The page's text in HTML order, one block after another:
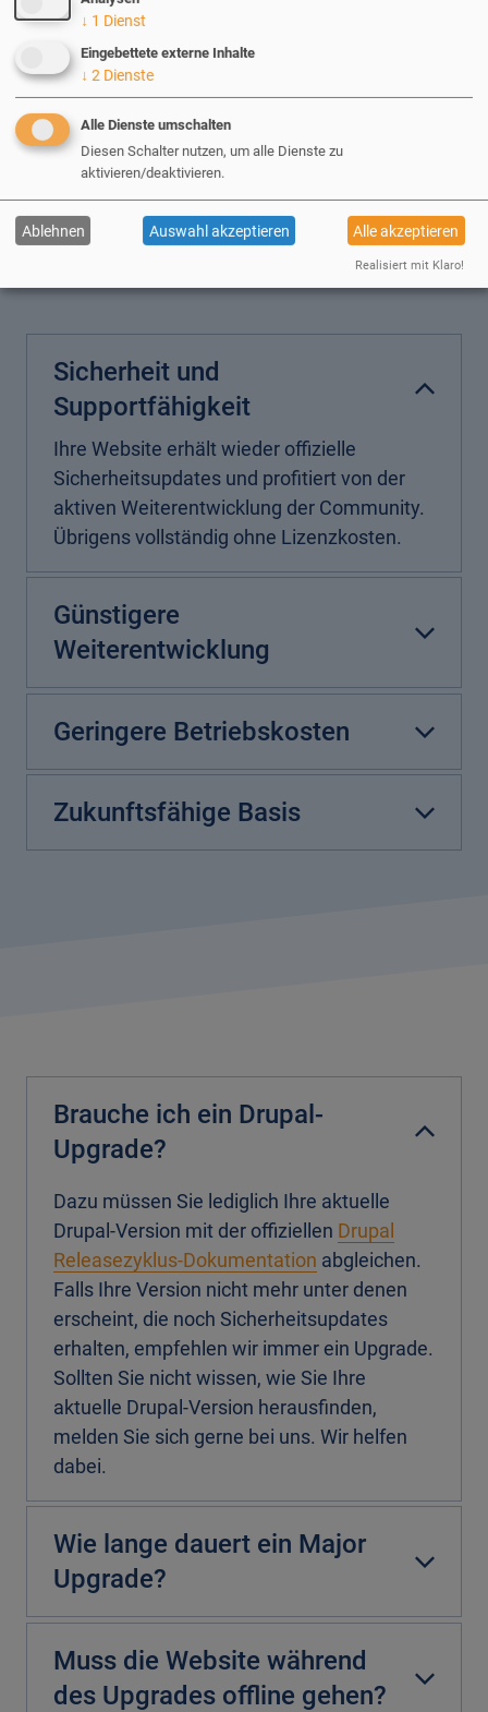
Ihre Vorteile bei einem
Upgrade
Mehr als nur eine neue Zahl
Sicherheit und
Supportfähigkeit
Ihre Website erhält wieder offizielle
Sicherheitsupdates und profitiert von der
aktiven Weiterentwicklung der Community.
Übrigens vollständig ohne Lizenzkosten.
Günstigere
Weiterentwicklung
Geringere Betriebskosten
Zukunftsfähige Basis
Brauche ich ein Drupal-
Upgrade?
Dazu müssen Sie lediglich Ihre aktuelle
Drupal-Version mit der offiziellen Drupal
Releasezyklus-Dokumentation abgleichen.
Falls Ihre Version nicht mehr unter denen
erscheint, die noch Sicherheitsupdates
erhalten, empfehlen wir immer ein Upgrade.
Sollten Sie nicht wissen, wie Sie Ihre
aktuelle Drupal-Version herausfinden,
melden Sie sich gerne bei uns. Wir helfen
dabei.
Wie lange dauert ein Major
Upgrade?
Muss die Website während
des Upgrades offline gehen?
↓ 1 Dienst
Eingebettete externe Inhalte
↓ 2 Dienste
Alle Dienste umschalten
Diesen Schalter nutzen, um alle Dienste zu
aktivieren/deaktivieren.
Ablehnen Auswahl akzeptieren Alle akzeptieren
Realisiert mit Klaro!